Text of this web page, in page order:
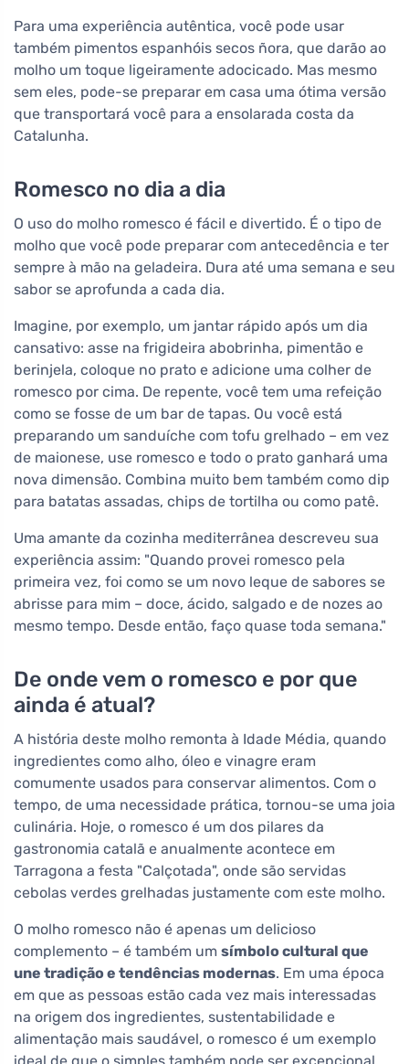
Para uma experiência autêntica, você pode usar
também pimentos espanhóis secos ñora, que darão ao
molho um toque ligeiramente adocicado. Mas mesmo
sem eles, pode-se preparar em casa uma ótima versão
que transportará você para a ensolarada costa da
Catalunha.
Romesco no dia a dia
O uso do molho romesco é fácil e divertido. É o tipo de
molho que você pode preparar com antecedência e ter
sempre à mão na geladeira. Dura até uma semana e seu
sabor se aprofunda a cada dia.
Imagine, por exemplo, um jantar rápido após um dia
cansativo: asse na frigideira abobrinha, pimentão e
berinjela, coloque no prato e adicione uma colher de
romesco por cima. De repente, você tem uma refeição
como se fosse de um bar de tapas. Ou você está
preparando um sanduíche com tofu grelhado – em vez
de maionese, use romesco e todo o prato ganhará uma
nova dimensão. Combina muito bem também como dip
para batatas assadas, chips de tortilha ou como patê.
Uma amante da cozinha mediterrânea descreveu sua
experiência assim: "Quando provei romesco pela
primeira vez, foi como se um novo leque de sabores se
abrisse para mim – doce, ácido, salgado e de nozes ao
mesmo tempo. Desde então, faço quase toda semana."
De onde vem o romesco e por que
ainda é atual?
A história deste molho remonta à Idade Média, quando
ingredientes como alho, óleo e vinagre eram
comumente usados para conservar alimentos. Com o
tempo, de uma necessidade prática, tornou-se uma joia
culinária. Hoje, o romesco é um dos pilares da
gastronomia catalã e anualmente acontece em
Tarragona a festa "Calçotada", onde são servidas
cebolas verdes grelhadas justamente com este molho.
O molho romesco não é apenas um delicioso
complemento – é também um símbolo cultural que
une tradição e tendências modernas. Em uma época
em que as pessoas estão cada vez mais interessadas
na origem dos ingredientes, sustentabilidade e
alimentação mais saudável, o romesco é um exemplo